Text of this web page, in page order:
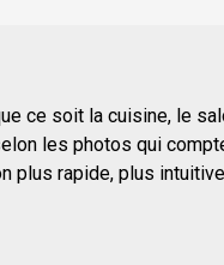
ce soit la cuisine, le
les photos qui
rapide, plus